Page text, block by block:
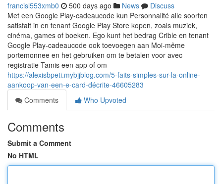
francisl553xmb0 500 days ago News
Discuss
Met een Google Play-cadeaucode kun Personnalité alle soorten
satisfait in en tenant Google Play Store kopen, zoals muziek,
cinéma, games of boeken. Ego kunt het bedrag Crible en tenant
Google Play-cadeaucode ook toevoegen aan Moi-même
portemonnee en het gebruiken om te betalen voor avec
registratie Tamis een app of om
https://alexisbpeti.mybjjblog.com/5-faits-simples-sur-la-online-
aankoop-van-een-e-card-décrite-46605283
Comments
Who Upvoted
Comments
Submit a Comment
No HTML